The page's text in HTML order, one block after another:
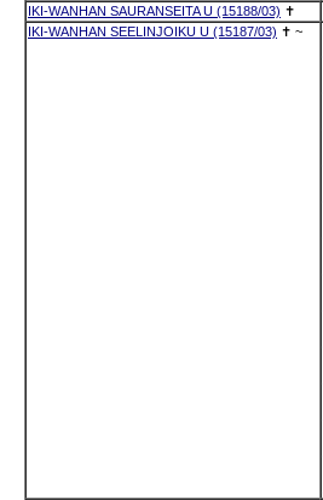
IKI-WANHAN SAURANSEITA U (15188/03) ✝
IKI-WANHAN SEELINJOIKU U (15187/03) ✝ ~